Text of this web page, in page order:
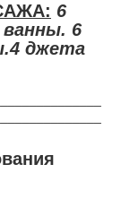
6
6
джета